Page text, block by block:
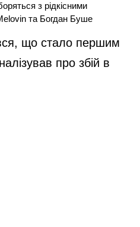
з рідкісними
та Богдан Буше
що стало першим
про збій в